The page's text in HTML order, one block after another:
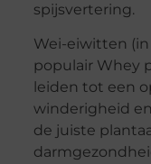
spijsvertering.
Wei-eiwitten
populair Whey
leiden tot een
winderigheid
de juiste